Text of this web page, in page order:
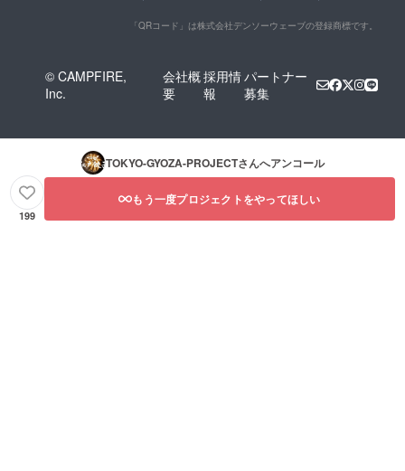
「QRコード」は株式会社デンソーウェーブの登録商標です。
© CAMPFIRE,
Inc.
会社概
要
採用情
報
パートナー
募集
TOKYO-GYOZA-PROJECTさんへアンコール
199
もう一度プロジェクトをやってほしい